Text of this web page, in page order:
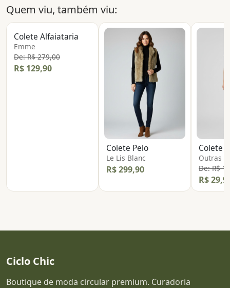
Quem viu, também viu:
Colete Alfaiataria
Emme
De: R$ 279,00
R$ 129,90
Colete Pelo
Le Lis Blanc
R$ 299,90
Colete
Outras
De: R$
R$
Ciclo Chic
Boutique de moda circular premium. Curadoria